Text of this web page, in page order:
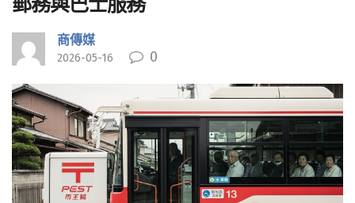
商傳媒
2026-05-16 0